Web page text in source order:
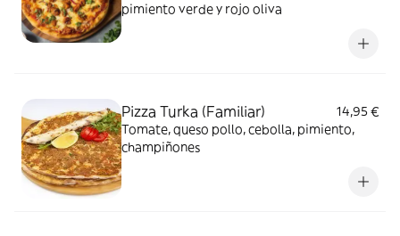
pimiento verde y rojo oliva
Pizza Turka (Familiar)
14,95 €
Tomate, queso pollo, cebolla, pimiento,
champiñones